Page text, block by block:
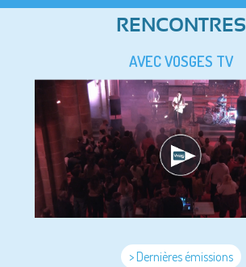
RENCONTRES
AVEC VOSGES TV
> Dernières émissions